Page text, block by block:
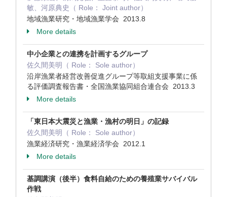
敏、河原典史（ Role： Joint author）
地域漁業研究・地域漁業学会 2013.8
More details
中小企業との連携を計画するグループ
佐久間美明（ Role： Sole author）
沿岸漁業者経営改善促進グループ等取組支援事業に係
る評価調査報告書・全国漁業協同組合連合会 2013.3
More details
「東日本大震災と漁業・漁村の明日」の記録
佐久間美明（ Role： Sole author）
漁業経済研究・漁業経済学会 2012.1
More details
基調講演（後半）食料自給のための養殖業サバイバル
作戦